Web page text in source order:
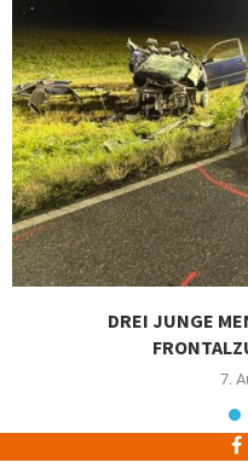
DREI JUNGE
7.